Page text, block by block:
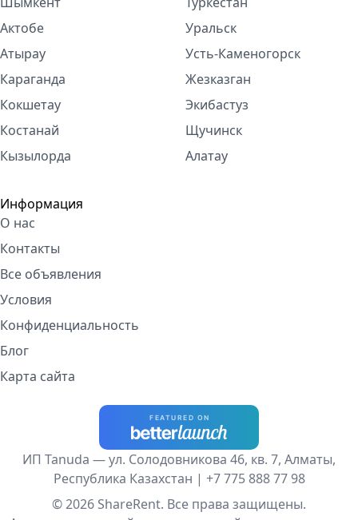
Актобе
Атырау
Караганда
Кокшетау
Костанай
Кызылорда
Уральск
Усть-Каменогорск
Жезказган
Экибастуз
Щучинск
Алатау
Информация
О нас
Контакты
Все объявления
Условия
Конфиденциальность
Блог
Карта сайта
ИП Tanuda — ул. Солодовникова 46, кв. 7, Алматы,
Республика Казахстан | +7 775 888 77 98
© 2026 ShareRent. Все права защищены.